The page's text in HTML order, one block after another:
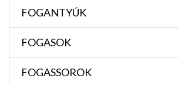
FOGANTYÚK
FOGASOK
FOGASSOROK